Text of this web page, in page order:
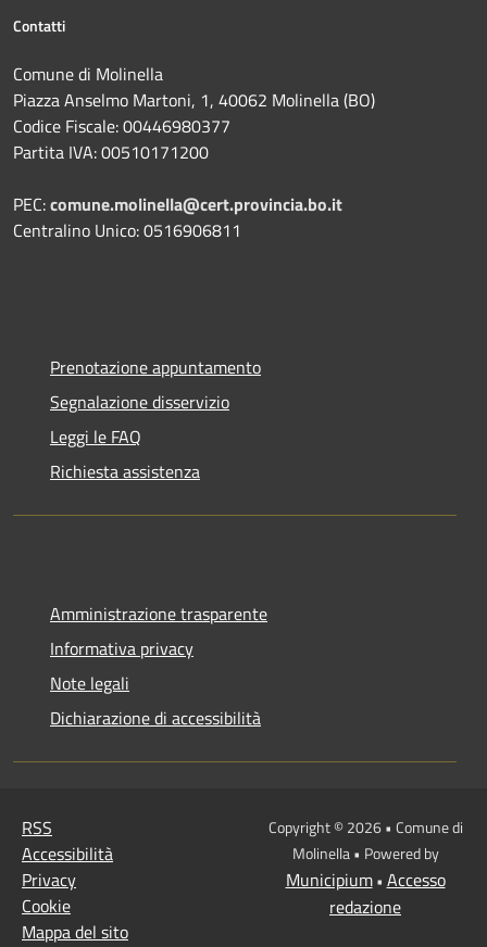
Contatti
Comune di Molinella
Piazza Anselmo Martoni, 1, 40062 Molinella (BO)
Codice Fiscale: 00446980377
Partita IVA: 00510171200
PEC:comune.molinella@cert.provincia.bo.it
Centralino Unico: 0516906811
Prenotazione appuntamento
Segnalazione disservizio
Leggi le FAQ
Richiesta assistenza
Amministrazione trasparente
Informativa privacy
Note legali
Dichiarazione di accessibilità
RSS
Accessibilità
Privacy
Cookie
Mappa del sito
Copyright © 2026 • Comune di
Molinella • Powered by
Municipium• Accesso
redazione